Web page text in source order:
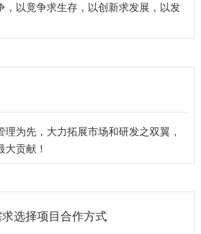
，以竟争求生存，以创新求发展，以发
理为先，大力拓展市场和研发之双翼，
大贡献！
选择项目合作方式